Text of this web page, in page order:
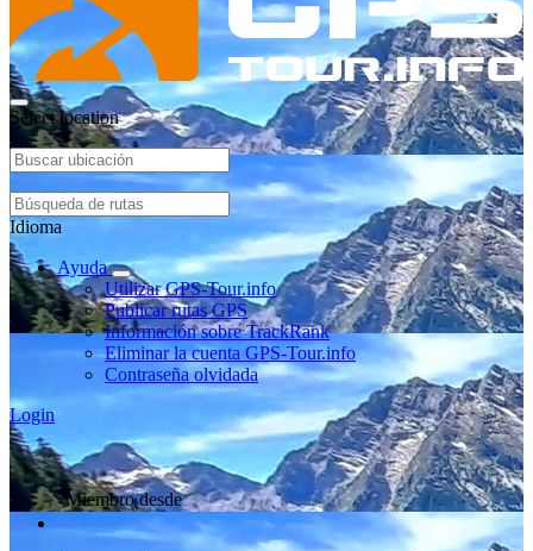
Select location
Idioma
Ayuda
Utilizar GPS-Tour.info
Publicar rutas GPS
Información sobre TrackRank
Eliminar la cuenta GPS-Tour.info
Contraseña olvidada
Login
Miembro desde